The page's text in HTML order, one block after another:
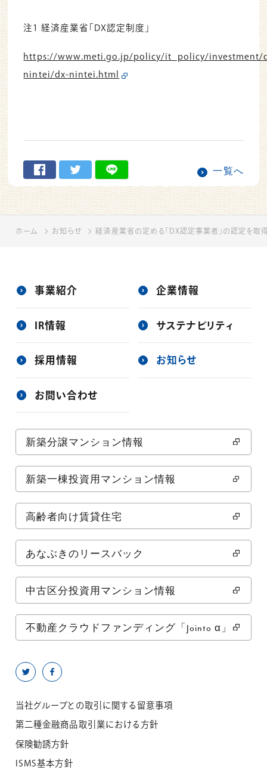
注1 経済産業省「DX認定制度」
https://www.meti.go.jp/policy/it_policy/investment/
nintei/dx-nintei.html
一覧へ
ホーム お知らせ 経済産業省の定める「DX認定事業者」の認定を取
事業紹介 企業情報
IR情報 サステナビリティ
採用情報 お知らせ
お問い合わせ
新築分譲マンション情報
新築一棟投資用マンション情報
高齢者向け賃貸住宅
あなぶきのリースバック
中古区分投資用マンション情報
不動産クラウドファンディング「Jointo α」
当社グループとの取引に関する留意事項
第二種金融商品取引業における方針
保険勧誘方針
ISMS基本方針